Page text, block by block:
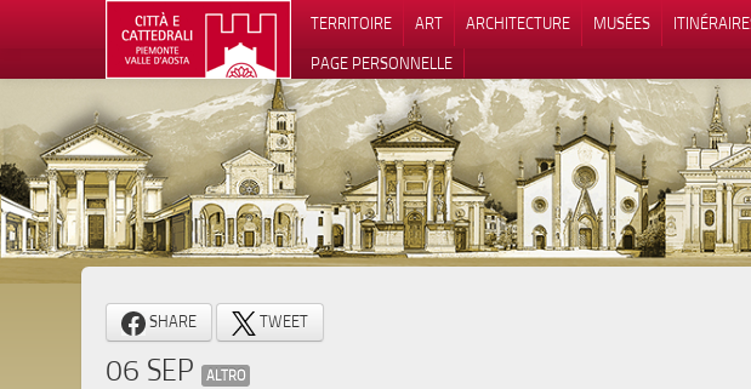
TERRITOIRE ART ARCHITECTURE MUSÉES
PAGE PERSONNELLE
SHARE TWEET
06 SEP ALTRO